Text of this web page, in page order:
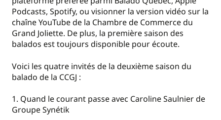
Podcasts, Spotify, ou visionner la version vidéo sur la
chaîne YouTube de la Chambre de Commerce du
Grand Joliette. De plus, la première saison des
balados est toujours disponible pour écoute.
Voici les quatre invités de la deuxième saison du
balado de la CCGJ :
1. Quand le courant passe avec Caroline Saulnier de
Groupe Synétik